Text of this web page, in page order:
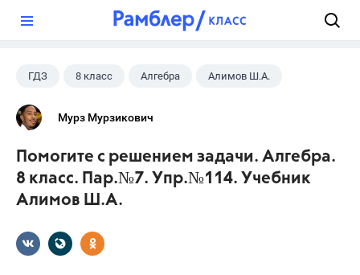
ГДЗ 8 класс Алгебра Алимов Ш.А.
Мурз Мурзикович
Помогите с решением задачи. Алгебра.
8 класс. Пар.№7. Упр.№114. Учебник
Алимов Ш.А.